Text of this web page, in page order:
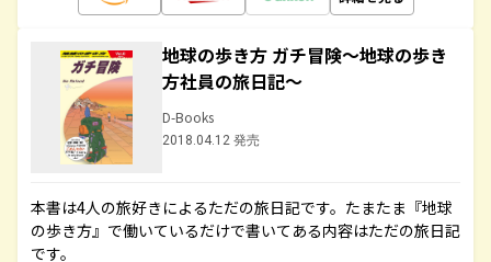
地球の歩き方 ガチ冒険～地球の歩き
方社員の旅日記～
D-Books
2018.04.12 発売
本書は4人の旅好きによるただの旅日記です。たまたま『地球
の歩き方』で働いているだけで書いてある内容はただの旅日記
です。